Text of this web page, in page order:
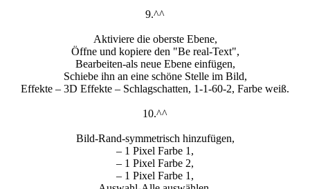
9.^^
Aktiviere die oberste Ebene,
Öffne und kopiere den "Be real-Text",
Bearbeiten-als neue Ebene einfügen,
Schiebe ihn an eine schöne Stelle im Bild,
Effekte – 3D Effekte – Schlagschatten, 1-1-60-2, Farbe weiß.
10.^^
Bild-Rand-symmetrisch hinzufügen,
– 1 Pixel Farbe 1,
– 1 Pixel Farbe 2,
– 1 Pixel Farbe 1,